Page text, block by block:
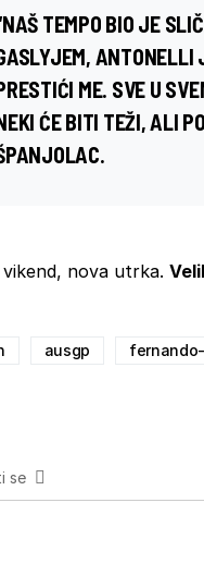
TEMPO BIO JE
ANTONELLI
ME. SVE U
ĆE BITI TEŽI, ALI
nova utrka.
ausgp
se